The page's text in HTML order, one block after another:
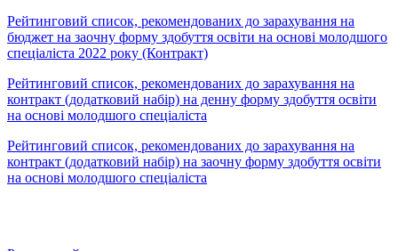
Рейтинговий список, рекомендованих до зарахування на
бюджет на заочну форму здобуття освіти на основі молодшого
спеціаліста 2022 року (Контракт)
Рейтинговий список, рекомендованих до зарахування на
контракт (додатковий набір) на денну форму здобуття освіти
на основі молодшого спеціаліста
Рейтинговий список, рекомендованих до зарахування на
контракт (додатковий набір) на заочну форму здобуття освіти
на основі молодшого спеціаліста